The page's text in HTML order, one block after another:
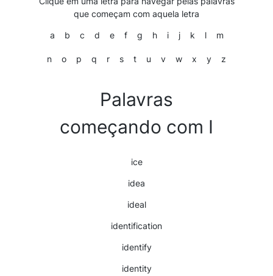
que começam com aquela letra
a b c d e f g h i j k l m
n o p q r s t u v w x y z
Palavras
começando com I
ice
idea
ideal
identification
identify
identity